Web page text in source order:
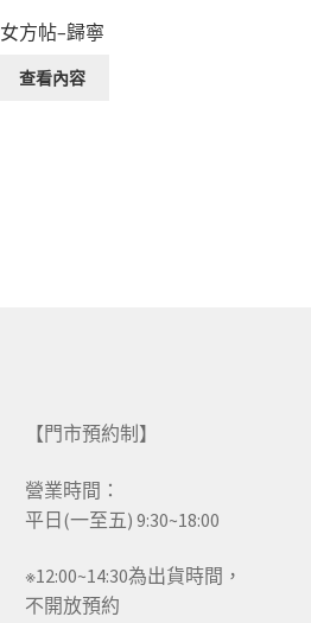
女方帖–歸寧
查看內容
【門市預約制】
營業時間：
平日(一至五) 9:30~18:00
※12:00~14:30為出貨時間，
不開放預約